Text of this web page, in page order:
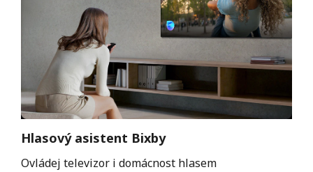
Hlasový asistent Bixby
Ovládej televizor i domácnost hlasem